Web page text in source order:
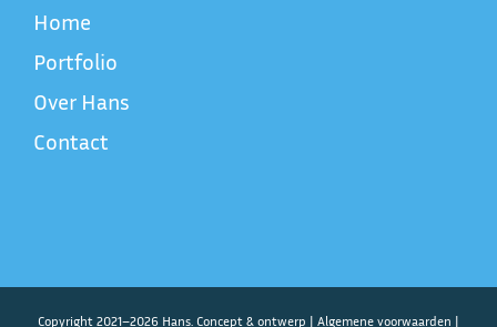
Home
Portfolio
Over Hans
Contact
Copyright 2021–2026 Hans. Concept & ontwerp | Algemene voorwaarden |